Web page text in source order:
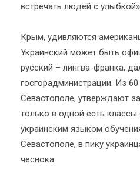
встречать людей с
Крым, удивляются
Украинский может быть
русский – лингва-франка,
госгорадминистрации. Из
Севастополе, утверждают
только в одной есть
украинским языком
Севастополе, в пику
чеснока.